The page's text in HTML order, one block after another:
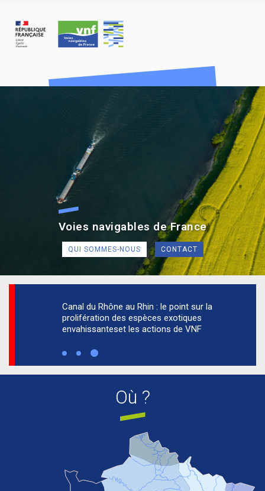
Voies navigables de France
QUI SOMMES-NOUS CONTACT
Canal du Rhône au Rhin : le point sur la
prolifération des espèces exotiques
envahissanteset les actions de VNF
Où ?